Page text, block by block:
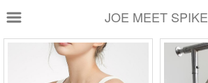
JOE MEET SPIKE
上架時間 銷售件數